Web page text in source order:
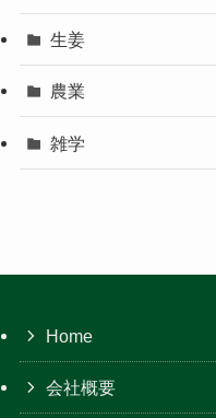
生姜
農業
雑学
Home
会社概要